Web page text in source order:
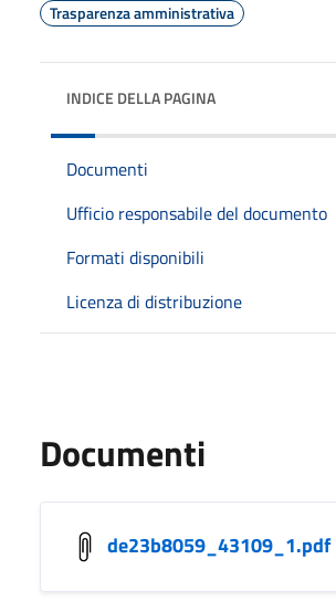
Trasparenza amministrativa
INDICE DELLA PAGINA
Documenti
Ufficio responsabile del documento
Formati disponibili
Licenza di distribuzione
Documenti
de23b8059_43109_1.pdf